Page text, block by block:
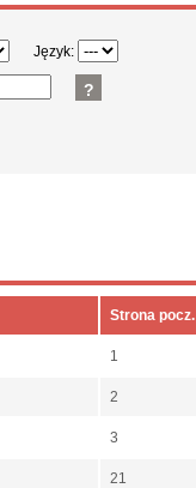
Język:
?
Strona pocz.
1
2
3
21